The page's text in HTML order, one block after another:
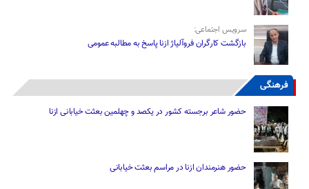
سرویس اجتماعی:
بازگشت کارگران فروآلیاژ ازنا پاسخ به مطالبه عمومی
فرهنگی
حضور شاعر برجسته کشور در یکصد و چهلمین بعثت خیابانی ازنا
حضور هنرمندان ازنا در مراسم بعثت خیابانی